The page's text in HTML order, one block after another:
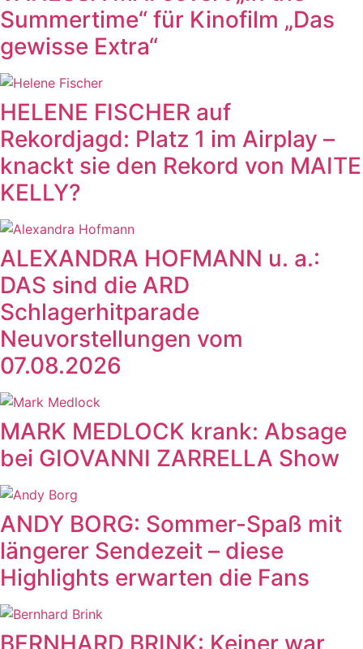
Summertime“ für Kinofilm „Das
gewisse Extra“
HELENE FISCHER auf
Rekordjagd: Platz 1 im Airplay –
knackt sie den Rekord von MAITE
KELLY?
ALEXANDRA HOFMANN u. a.:
DAS sind die ARD
Schlagerhitparade
Neuvorstellungen vom
07.08.2026
MARK MEDLOCK krank: Absage
bei GIOVANNI ZARRELLA Show
ANDY BORG: Sommer-Spaß mit
längerer Sendezeit – diese
Highlights erwarten die Fans